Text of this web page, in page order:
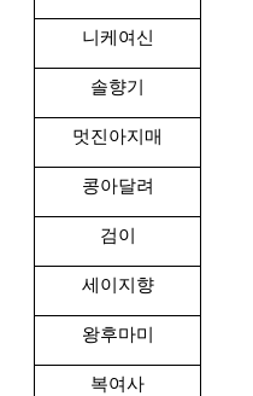
니케여신
솔향기
멋진아지매
콩아달려
검이
세이지향
왕후마미
복여사